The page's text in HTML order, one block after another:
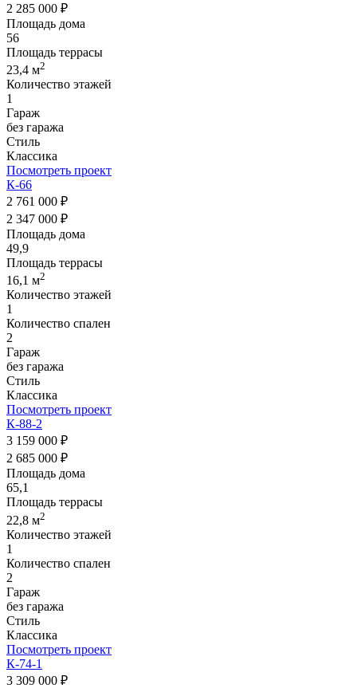
2 285 000 ₽
Площадь дома
56
Площадь террасы
23,4 м2
Количество этажей
1
Гараж
без гаража
Стиль
Классика
Посмотреть проект
К-66
2 761 000 ₽
2 347 000 ₽
Площадь дома
49,9
Площадь террасы
16,1 м2
Количество этажей
1
Количество спален
2
Гараж
без гаража
Стиль
Классика
Посмотреть проект
К-88-2
3 159 000 ₽
2 685 000 ₽
Площадь дома
65,1
Площадь террасы
22,8 м2
Количество этажей
1
Количество спален
2
Гараж
без гаража
Стиль
Классика
Посмотреть проект
К-74-1
3 309 000 ₽